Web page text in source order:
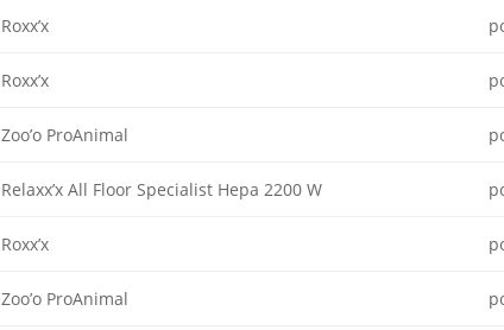
Roxx’x
Roxx’x
Zoo’o ProAnimal
Relaxx’x All Floor Specialist Hepa 2200 W
Roxx’x
Zoo’o ProAnimal